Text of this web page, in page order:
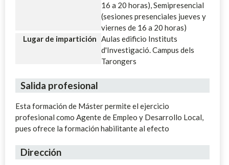
16 a 20 horas), Semipresencial
(sesiones presenciales jueves y
viernes de 16 a 20 horas)
Lugar de impartición Aulas edificio Instituts
d'Investigació. Campus dels
Tarongers
Salida profesional
Esta formación de Máster permite el ejercicio
profesional como Agente de Empleo y Desarrollo Local,
pues ofrece la formación habilitante al efecto
Dirección